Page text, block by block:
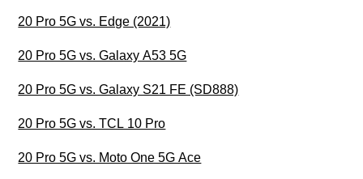
20 Pro 5G vs. Edge (2021)
20 Pro 5G vs. Galaxy A53 5G
20 Pro 5G vs. Galaxy S21 FE (SD888)
20 Pro 5G vs. TCL 10 Pro
20 Pro 5G vs. Moto One 5G Ace